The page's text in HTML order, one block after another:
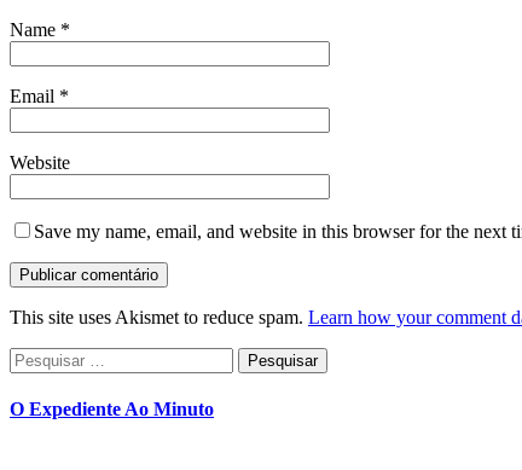
Name *
Email *
Website
Save my name, email, and website in this browser for the next
This site uses Akismet to reduce spam. Learn how your comment
Pesquisar
por:
O Expediente Ao Minuto